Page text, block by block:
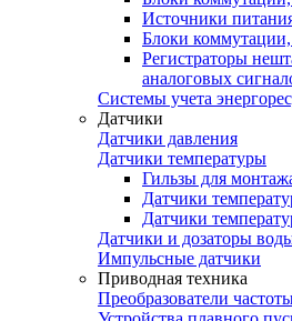
Источники
Блоки коммутации,
Регистраторы
аналоговых
Системы учета
Датчики
Датчики давления
Датчики температуры
Гильзы для
Датчики
Датчики
Датчики и дозаторы
Импульсные датчики
Приводная техника
Преобразователи